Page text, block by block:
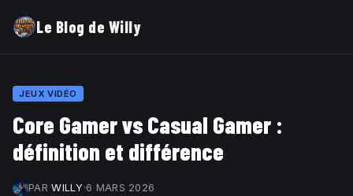
Le Blog de Willy
JEUX VIDÉO
Core Gamer vs Casual Gamer :
définition et différence
PARWILLY·6 MARS 2026